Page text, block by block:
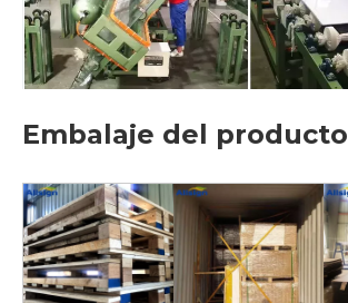
Embalaje del producto